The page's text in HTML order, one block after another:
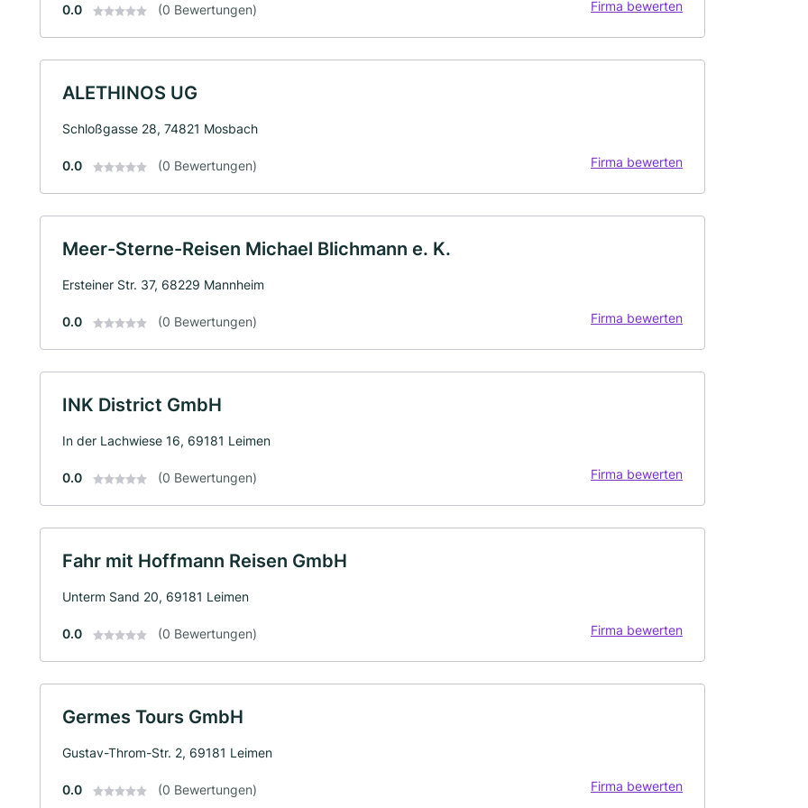
0.0 (0 Bewertungen) Firma bewerten
ALETHINOS UG
Schloßgasse 28, 74821 Mosbach
0.0 (0 Bewertungen) Firma bewerten
Meer-Sterne-Reisen Michael Blichmann e. K.
Ersteiner Str. 37, 68229 Mannheim
0.0 (0 Bewertungen) Firma bewerten
INK District GmbH
In der Lachwiese 16, 69181 Leimen
0.0 (0 Bewertungen) Firma bewerten
Fahr mit Hoffmann Reisen GmbH
Unterm Sand 20, 69181 Leimen
0.0 (0 Bewertungen) Firma bewerten
Germes Tours GmbH
Gustav-Throm-Str. 2, 69181 Leimen
0.0 (0 Bewertungen) Firma bewerten